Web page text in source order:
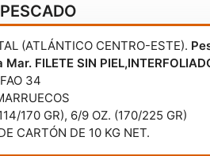
PESCADO
(ATLÁNTICO CENTRO-ESTE).
FILETE SIN
FAO 34
170 GR), 6/9 OZ. (170/225 GR)
CARTÓN DE 10 KG NET.